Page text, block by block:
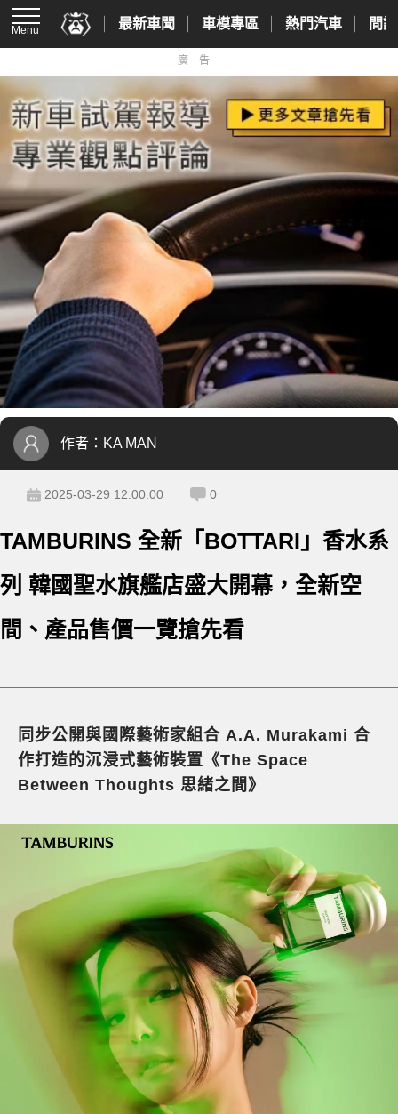
Menu 最新車聞 車模專區 熱門汽車 間
廣告
作者： KA MAN
2025-03-29 12:00:00 0
TAMBURINS 全新「BOTTARI」香水系
列 韓國聖水旗艦店盛大開幕，全新空
間、產品售價一覽搶先看
同步公開與國際藝術家組合 A.A. Murakami 合
作打造的沉浸式藝術裝置《The Space
Between Thoughts 思緒之間》